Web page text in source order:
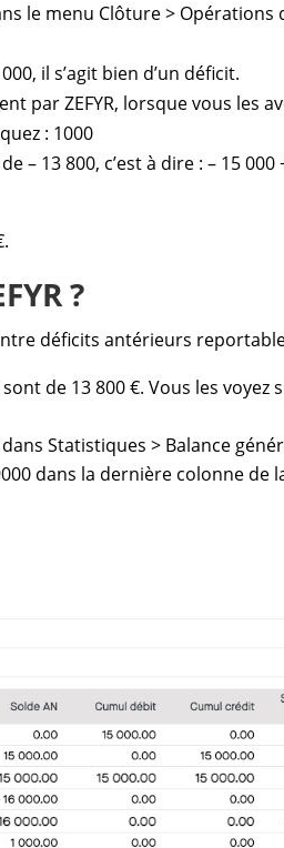
le menu Clôture > Opérations
il s’agit bien d’un déficit.
par ZEFYR, lorsque vous les
: 1000
13 800, c’est à dire : – 15 000
?
déficits antérieurs
de 13 800 €. Vous les voyez
Statistiques > Balance
dans la dernière colonne de